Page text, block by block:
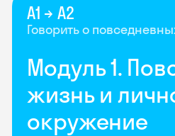
А1 → А2
Говорить о
Модуль 1.
жизнь и
окружение